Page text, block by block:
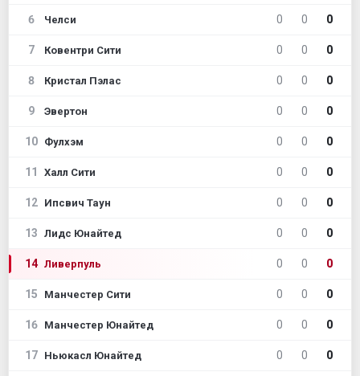
6 Челси 0 0 0
7 Ковентри Сити 0 0 0
8 Кристал Пэлас 0 0 0
9 Эвертон 0 0 0
10 Фулхэм 0 0 0
11 Халл Сити 0 0 0
12 Ипсвич Таун 0 0 0
13 Лидс Юнайтед 0 0 0
14 Ливерпуль 0 0 0
15 Манчестер Сити 0 0 0
16 Манчестер Юнайтед 0 0 0
17 Ньюкасл Юнайтед 0 0 0